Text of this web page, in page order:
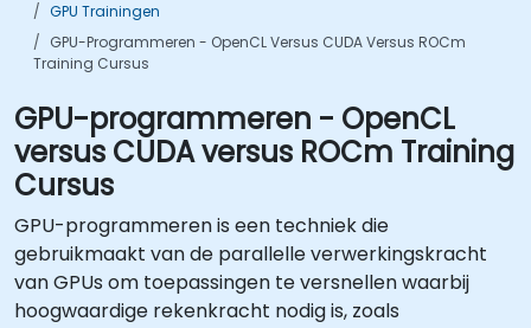
GPU Trainingen
GPU-Programmeren - OpenCL Versus CUDA Versus ROCm
Training Cursus
GPU-programmeren - OpenCL
versus CUDA versus ROCm Training
Cursus
GPU-programmeren is een techniek die
gebruikmaakt van de parallelle verwerkingskracht
van GPUs om toepassingen te versnellen waarbij
hoogwaardige rekenkracht nodig is, zoals